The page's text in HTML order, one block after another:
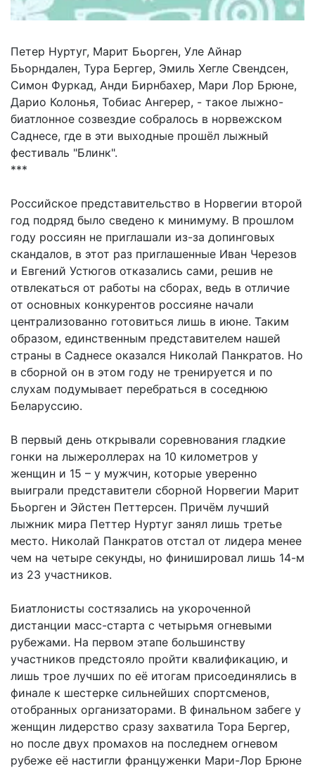
Петер Нуртуг, Марит Бьорген, Уле Айнар
Бьорндален, Тура Бергер, Эмиль Хегле Свендсен,
Симон Фуркад, Анди Бирнбахер, Мари Лор Брюне,
Дарио Колонья, Тобиас Ангерер, - такое лыжно-
биатлонное созвездие собралось в норвежском
Саднесе, где в эти выходные прошёл лыжный
фестиваль "Блинк".
***
Российское представительство в Норвегии второй
год подряд было сведено к минимуму. В прошлом
году россиян не приглашали из-за допинговых
скандалов, в этот раз приглашенные Иван Черезов
и Евгений Устюгов отказались сами, решив не
отвлекаться от работы на сборах, ведь в отличие
от основных конкурентов россияне начали
централизованно готовиться лишь в июне. Таким
образом, единственным представителем нашей
страны в Саднесе оказался Николай Панкратов. Но
в сборной он в этом году не тренируется и по
слухам подумывает перебраться в соседнюю
Беларуссию.
В первый день открывали соревнования гладкие
гонки на лыжероллерах на 10 километров у
женщин и 15 – у мужчин, которые уверенно
выиграли представители сборной Норвегии Марит
Бьорген и Эйстен Петтерсен. Причём лучший
лыжник мира Петтер Нуртуг занял лишь третье
место. Николай Панкратов отстал от лидера менее
чем на четыре секунды, но финишировал лишь 14-м
из 23 участников.
Биатлонисты состязались на укороченной
дистанции масс-старта с четырьмя огневыми
рубежами. На первом этапе большинству
участников предстояло пройти квалификацию, и
лишь трое лучших по её итогам присоединялись в
финале к шестерке сильнейших спортсменов,
отобранных организаторами. В финальном забеге у
женщин лидерство сразу захватила Тора Бергер,
но после двух промахов на последнем огневом
рубеже её настигли француженки Мари-Лор Брюне